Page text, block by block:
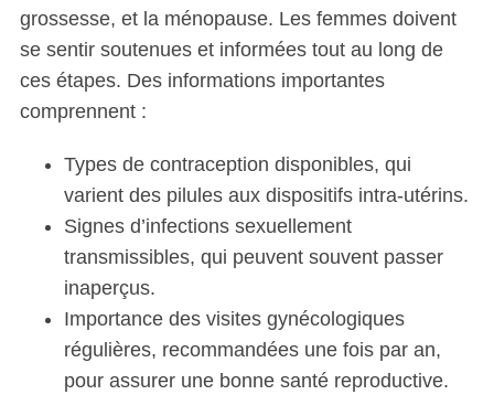
grossesse, et la ménopause. Les femmes doivent
se sentir soutenues et informées tout au long de
ces étapes. Des informations importantes
comprennent :
Types de contraception disponibles, qui
varient des pilules aux dispositifs intra-utérins.
Signes d’infections sexuellement
transmissibles, qui peuvent souvent passer
inaperçus.
Importance des visites gynécologiques
régulières, recommandées une fois par an,
pour assurer une bonne santé reproductive.